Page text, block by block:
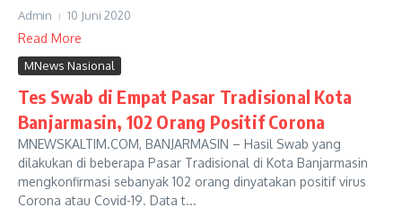
Admin 10 Juni 2020
Read More
MNews Nasional
Tes Swab di Empat Pasar Tradisional Kota
Banjarmasin, 102 Orang Positif Corona
MNEWSKALTIM.COM, BANJARMASIN – Hasil Swab yang
dilakukan di beberapa Pasar Tradisional di Kota Banjarmasin
mengkonfirmasi sebanyak 102 orang dinyatakan positif virus
Corona atau Covid-19. Data t...